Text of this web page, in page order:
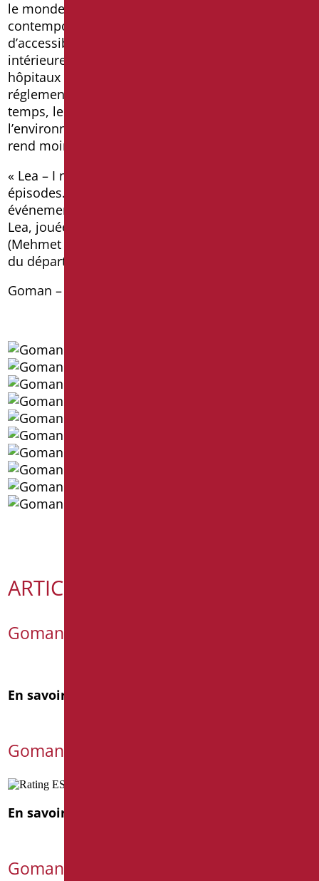
le monde de l’ameublement de salle de bains
contemporain, capable de combiner les besoins
d’accessibilité avec ceux de la décoration
intérieure, une caractéristique essentielle dans les
hôpitaux et les lieux d’accueil où le respect de la
réglementation n’est pas une option, et en même
temps, le plaisir esthétique doit être conféré à
l’environnement de la salle de bains, ce qui le
rend moins « hospitalier».
« Lea – I nostri figli » se compose de quatre
épisodes. L’histoire reprend trois ans après les
événements de la première saison. On y retrouve
Lea, jouée par Anna Valle, Arturo le musicien
(Mehmet Günsür) et Marco (Giorgio Pasotti), chef
du département et ex-mari de Lea.
Goman – Salle de bain pour vous, pour tous
ARTICOLI RECENTI
Goman @Cersaie 2026
En savoir plus
Goman améliore son score ESG 2025
En savoir plus
Goman au Cersaie 2025